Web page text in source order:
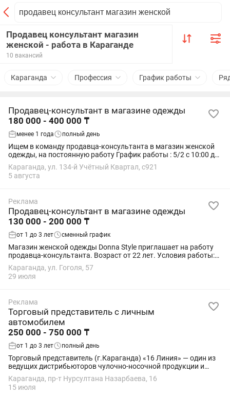
Продавец консультант магазин
женской - работа в Караганде
10 вакансий
Караганда Профессия График работы
Продавец-консультант в магазине одежды
180 000 - 400 000 ₸
менее 1 года полный день
Ищем в команду продавца-консультанта в магазин женской
одежды, на постоянную работу График работы : 5/2 с 10:00 до
20:00 Заработная плата: выход + %, так же имеется хорошая
премия за старание Ищем...
Караганда, ул. 134-й Учётный Квартал, с921
5 августа
Реклама
Продавец-консультант в магазине одежды
130 000 - 200 000 ₸
от 1 до 3 лет сменный график
Магазин женской одежды Donna Style приглашает на работу
продавца-консультанта. Возраст от 22 лет. Условия работы:
График: 2/2 Своевременная оплата Комфортные условия
труда Официальное...
Караганда, ул. Гоголя, 57
29 июля
Реклама
Торговый представитель с личным
автомобилем
250 000 - 750 000 ₸
от 1 до 3 лет полный день
Торговый представитель (г.Караганда) «16 Линия» — один из
ведущих дистрибьюторов чулочно-носочной продукции и
нижнего белья в Казахстане. Мы являемся официальным
дистрибьютором европейских брендов...
Караганда, пр-т Нурсултана Назарбаева, 16
15 июля